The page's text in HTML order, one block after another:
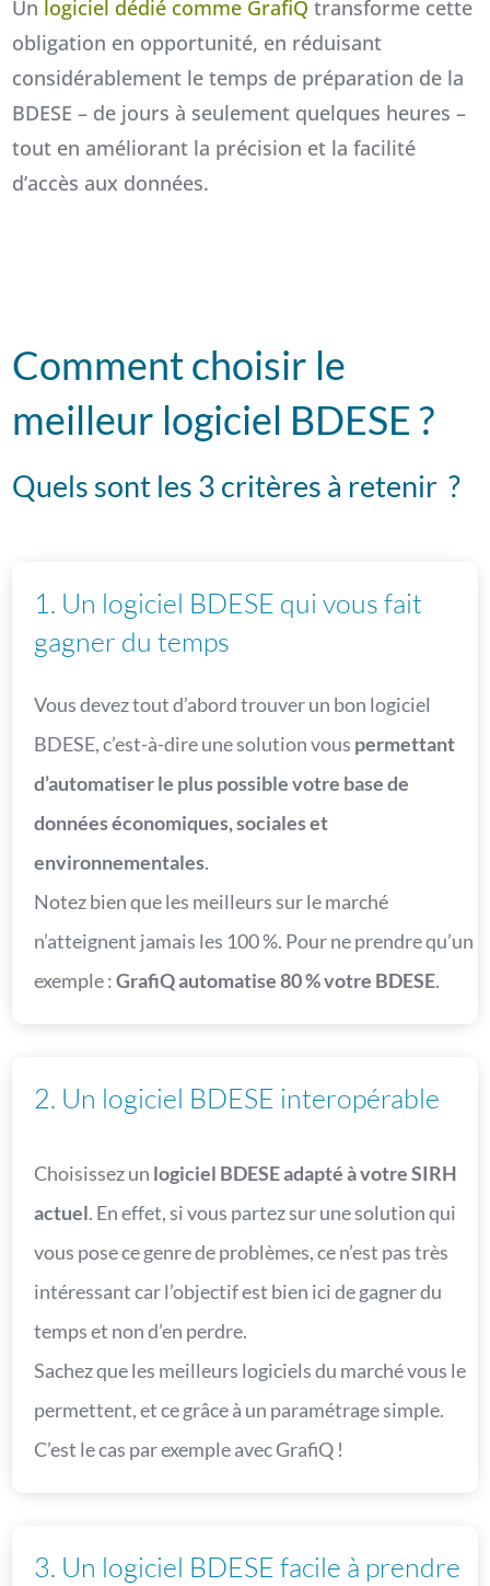
Un logiciel dédié comme GrafiQ transforme cette
obligation en opportunité, en réduisant
considérablement le temps de préparation de la
BDESE – de jours à seulement quelques heures –
tout en améliorant la précision et la facilité
d’accès aux données.
Comment choisir le
meilleur logiciel BDESE ?
Quels sont les 3 critères à retenir ?
1. Un logiciel BDESE qui vous fait
gagner du temps
Vous devez tout d’abord trouver un bon logiciel
BDESE, c’est-à-dire une solution vous permettant
d’automatiser le plus possible votre base de
données économiques, sociales et
environnementales.
Notez bien que les meilleurs sur le marché
n’atteignent jamais les 100 %. Pour ne prendre qu’un
exemple :GrafiQ automatise 80 % votre BDESE.
2. Un logiciel BDESE interopérable
Choisissez un logiciel BDESE adapté à votre SIRH
actuel. En effet, si vous partez sur une solution qui
vous pose ce genre de problèmes, ce n’est pas très
intéressant car l’objectif est bien ici de gagner du
temps et non d’en perdre.
Sachez que les meilleurs logiciels du marché vous le
permettent, et ce grâce à un paramétrage simple.
C’est le cas par exemple avec GrafiQ !
3. Un logiciel BDESE facile à prendre